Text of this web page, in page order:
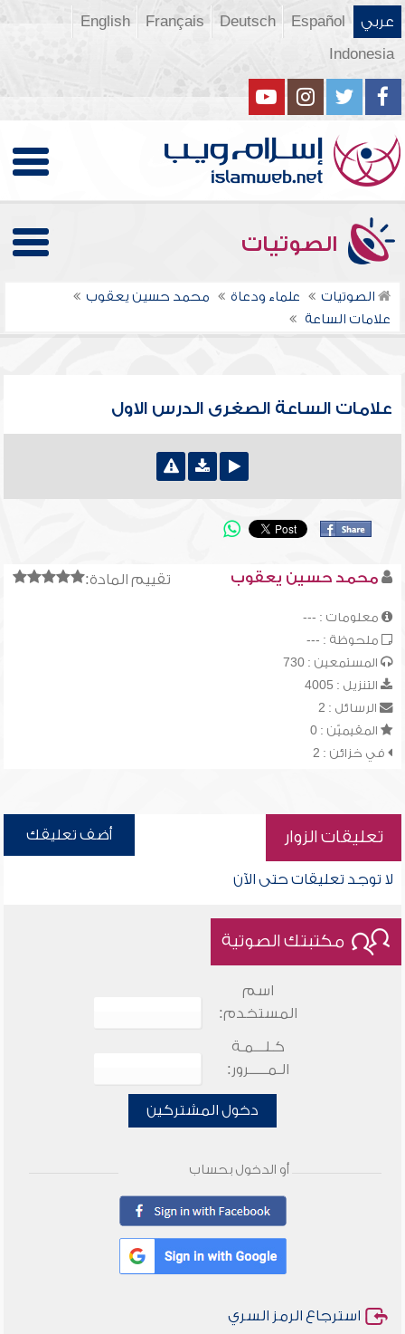
عربي Español
Deutsch
Français
English
Indonesia
الصوتيات
الصوتيات علماء ودعاة
محمد حسين يعقوب
علامات الساعة
علامات الساعة الصغرى الدرس الاول
تقييم المادة: محمد حسين يعقوب
معلومات : ---
ملحوظة : ---
المستمعين : 730
التنزيل : 4005
الرسائل : 2
المقيميّن : 0
في خزائن : 2
تعليقات الزوار أضف تعليقك
لا توجد تعليقات حتى الآن
مكتبتك الصوتية
اسم
المستخدم:
كـلـــمـة
الـمـــــرور:
دخول المشتركين
أو الدخول بحساب
استرجاع الرمز السري